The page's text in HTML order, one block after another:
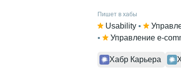
Пишет в хабы
Usability •
•
Управление e-
Хабр Карьера